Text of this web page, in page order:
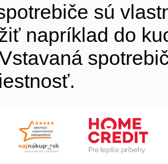
sú
napríklad do